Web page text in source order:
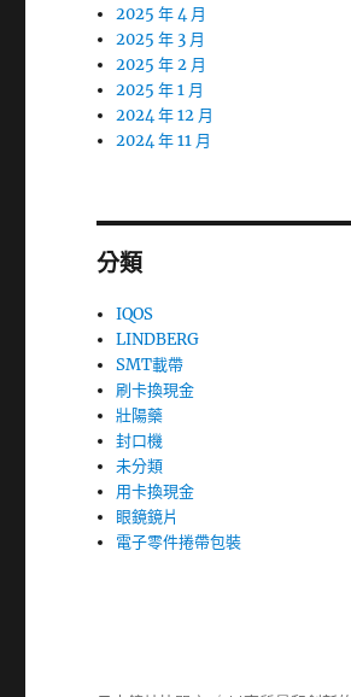
2025 年 4 月
2025 年 3 月
2025 年 2 月
2025 年 1 月
2024 年 12 月
2024 年 11 月
分類
IQOS
LINDBERG
SMT載帶
刷卡換現金
壯陽藥
封口機
未分類
用卡換現金
眼鏡鏡片
電子零件捲帶包裝